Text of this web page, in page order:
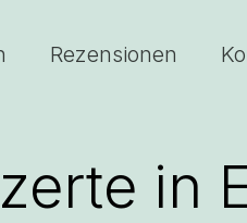
Rezensionen
in